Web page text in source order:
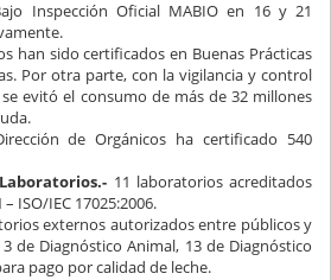
Inspección Oficial MABIO en 16 y 21
han sido certificados en Buenas Prácticas
Por otra parte, con la vigilancia y control
evitó el consumo de más de 32 millones
de Orgánicos ha certificado 540
11 laboratorios acreditados
ISO/IEC 17025:2006.
externos autorizados entre públicos y
de Diagnóstico Animal, 13 de Diagnóstico
pago por calidad de leche.